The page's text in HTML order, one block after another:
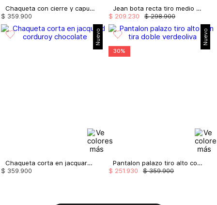
Chaqueta con cierre y capucha
$ 359 900
Jean bota recta tiro medio cinta costado
$ 298.900
$ 209 230
Nuevo
Chaqueta corta en jacquard corduroy
$ 359 900
Nuevo
30%
Pantalon palazo tiro alto con tira doble
$ 359.900
$ 251 930